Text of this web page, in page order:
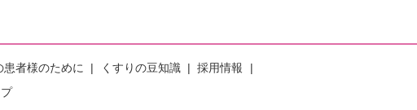
患者様のために くすりの豆知識
採用情報